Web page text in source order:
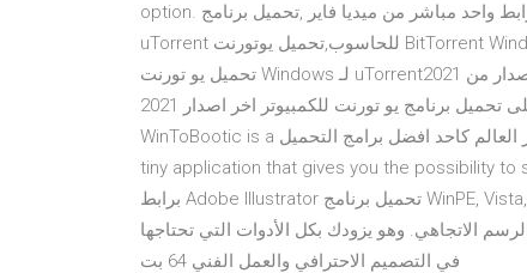
option. تنزيل برنامج تحميل ملفات التورنت كامل الأصلي للكمبيوتر برابط واحد مباشر من ميديا فاير ,تحميل برنامج
uTorrent للحاسوب,تحميل يوتورنت BitTorrent على الكمبيوتر ‫قم بنتزيل uTorrent3.5.5 Build 45852 لـ Windows
مجانا، و بدون فيروسات، من Uptodown. قم بتجريب آخر إصدار من uTorrent2021 لـ Windows تحميل يو تورنت
للاندرويد . الى هنا نصل لنهاية هذا الموضوع حيث تعرفنا معا على تحميل برنامج يو تورنت للكمبيوتر اخر اصدار 2021
مجانا كما ابرزنا أهم مميزات هذا البرنامج ذو السمعة الجيدة عبر العالم كاحد افضل برامج التحميل WinToBootic is a
tiny application that gives you the possibility
WinPE, Vista, 7, 8 and 8.1 ISO images. It doesn't include complicated تحميل برنامج Adobe Illustrator برابط
الاتجاهي. وهو يزودك بكل الأدوات التي تحتاجها
في التصميم الاحترافي والعمل الفني 64 بت